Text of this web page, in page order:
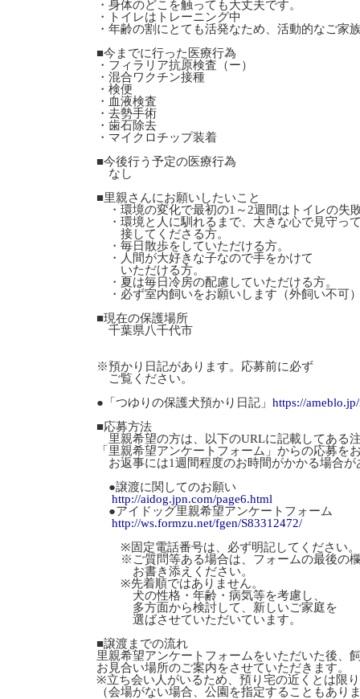
・身体のどこを触っても大丈夫です。
・トイレはトレーニング中
・年齢の割にとても活発なため、活動的なご家
■今までに行った医療行為
・フィラリア抗原検査（ー）
・混合ワクチン接種
・検便
・血液検査
・去勢手術
・歯石除去
・マイクロチップ装着
■今後行う予定の医療行為
なし
■里親さんにお願いしたいこと
・環境の変化で最初の1～2週間はトイレの失
・環境と人に馴れるまで、大きな心で見守っ
接してくださる方。
・毎日散歩をしていただける方。
・人間が大好きな子なので手をかけて
いただける方。
・夏は毎日冷房の配慮していただける方。
・必ず室内飼いをお願いします（外飼い不可
■現在の保護場所
千葉県八千代市
※預かり日記があります。応募前に必ず
ご覧ください。
●「つゆりの保護犬預かり日記」 https://
■応募方法
里親希望の方は、以下のURLに記載してある
「里親希望アンケートフォーム」からの応募を
お返事には1週間程度のお時間がかかる場合
●譲渡に関してのお願い
http://aidog.jpn.com/page6.html
●アイドッグ里親希望アンケートフォーム
http://ws.formzu.net/fgen/S83312472/
※固定電話番号は、必ず明記してください。
※ご質問等ある場合は、フォームの最後の
お書き添えください。
※先着順ではありません。
犬の性格・年齢・病気等を考慮し、
多方面から検討して、新しいご家庭を
選ばさせていただいています。
■譲渡までの流れ
里親希望アンケートフォームをいただいた後、
お見合い場所のご案内をさせていただきます。
※立ち会い人がいるため、預り宅の近くとは限
（会場がない場合、公園を指定することもあり